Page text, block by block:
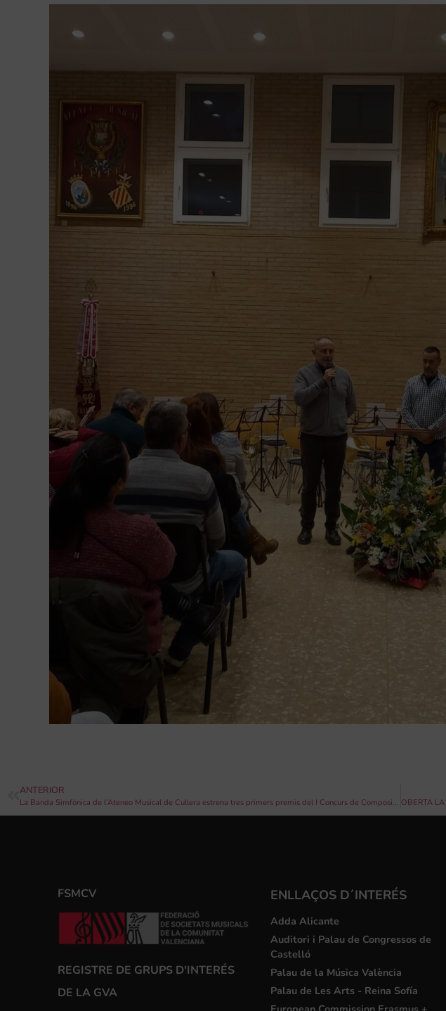
ANTERIOR
La Banda Simfònica de l’Ateneo Musical de Cullera estrena tres primers premis del I Concurs de Composició Internacional Emili Giménez Bou
FSMCV
REGISTRE DE GRUPS D'INTERÉS
DE LA GVA
ENLLAÇOS D´INTERÉS
Adda Alicante
Auditori i Palau de Congressos de
Castelló
Palau de la Música València
Palau de Les Arts - Reina Sofía